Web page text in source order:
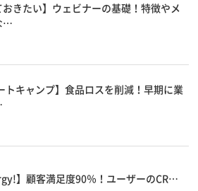
おきたい】ウェビナーの基礎！特徴やメ
…
トキャンプ】食品ロスを削減！早期に業
】顧客満足度90％！ユーザーのCR…